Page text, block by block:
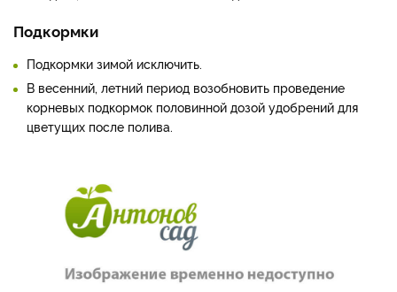
Подкормки
Подкормки зимой исключить.
В весенний, летний период возобновить проведение
корневых подкормок половинной дозой удобрений для
цветущих после полива.